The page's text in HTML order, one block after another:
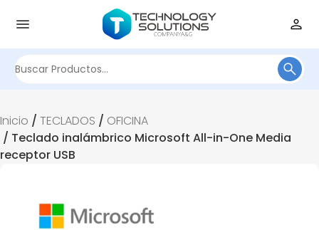
Inicio / TECLADOS / OFICINA
/ Teclado inalámbrico Microsoft All-in-One Media
receptor USB